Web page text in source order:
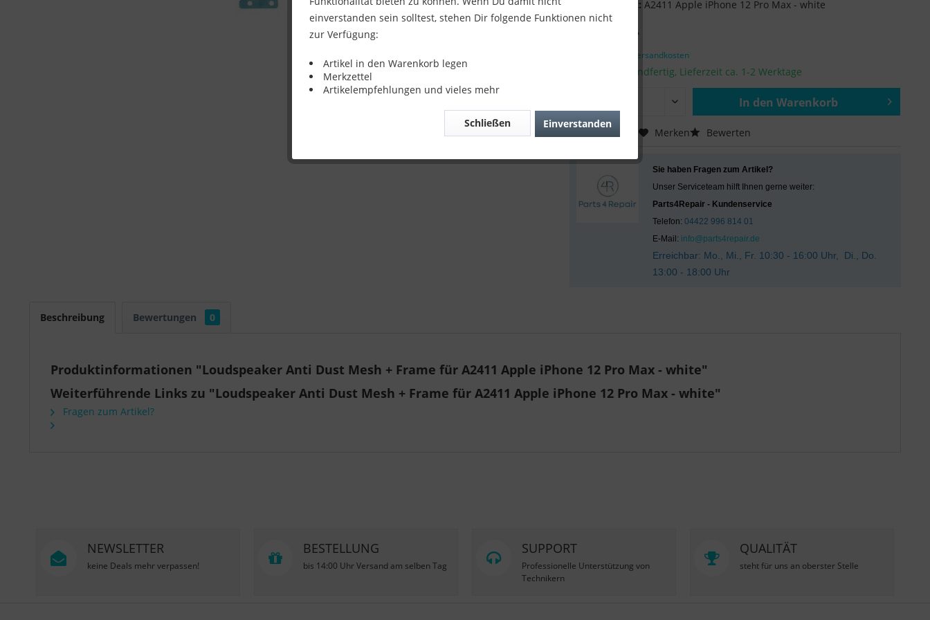
Kompatibilität: A2411 Apple iPhone 12 Pro Max - white
9,90 € *
zzgl. Versandkosten
Sofort versandfertig, Lieferzeit ca. 1-2 Werktage
In den Warenkorb
Vergleichen Merken Bewerten
Sie haben Fragen zum Artikel?
Unser Serviceteam hilft Ihnen gerne weiter:
Parts4Repair - Kundenservice
Telefon:04422 996 814 01
E-Mail: info@parts4repair.de
Erreichbar: Mo., Mi., Fr. 10:30 - 16:00 Uhr, Di., Do.
13:00 - 18:00 Uhr
Beschreibung Bewertungen 0
Produktinformationen "Loudspeaker Anti Dust Mesh + Frame für A2411 Apple iPhone 12 Pro Max - white"
Weiterführende Links zu "Loudspeaker Anti Dust Mesh + Frame für A2411 Apple iPhone 12 Pro Max - white"
Fragen zum Artikel?
NEWSLETTER
keine Deals mehr verpassen!
BESTELLUNG
bis 14:00 Uhr Versand am selben Tag
SUPPORT
Professionelle Unterstützung von
Technikern
QUALITÄT
steht für uns an oberster Stelle
einverstanden sein solltest, stehen Dir folgende Funktionen nicht
zur Verfügung:
Artikel in den Warenkorb legen
Merkzettel
Artikelempfehlungen und vieles mehr
Einverstanden
Schließen